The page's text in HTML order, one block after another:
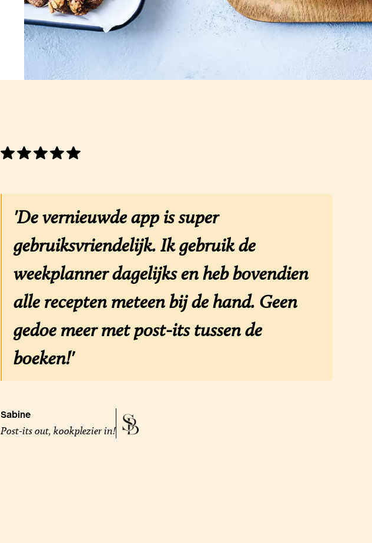
'De vernieuwde app is super
gebruiksvriendelijk. Ik gebruik de
weekplanner dagelijks en heb bovendien
alle recepten meteen bij de hand. Geen
gedoe meer met post-its tussen de
boeken!'
Sabine
Post-its out, kookplezier in!